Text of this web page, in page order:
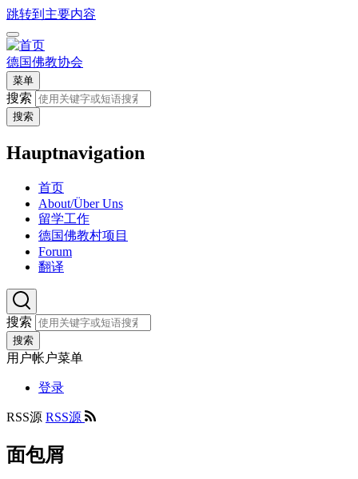
跳转到主要内容
德国佛教协会
菜单
搜索
搜索
Hauptnavigation
首页
About/Über Uns
留学工作
德国佛教村项目
Forum
翻译
搜索
搜索
用户帐户菜单
登录
RSS源 RSS源
面包屑